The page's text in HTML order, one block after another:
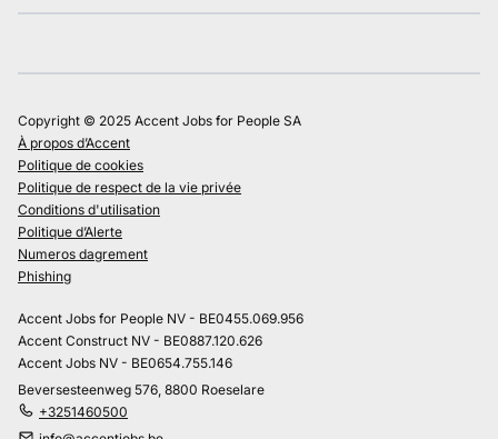
Copyright © 2025 Accent Jobs for People SA
À propos d’Accent
Politique de cookies
Politique de respect de la vie privée
Conditions d'utilisation
Politique d’Alerte
Numeros dagrement
Phishing
Accent Jobs for People NV - BE0455.069.956
Accent Construct NV - BE0887.120.626
Accent Jobs NV - BE0654.755.146
Beversesteenweg 576, 8800 Roeselare
+3251460500